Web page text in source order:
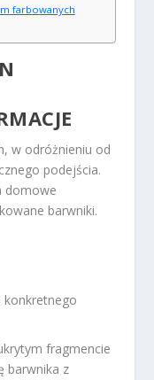
farbowanych
w odróżnieniu od
podejścia.
domowe
barwniki.
konkretnego
fragmencie
barwnika z